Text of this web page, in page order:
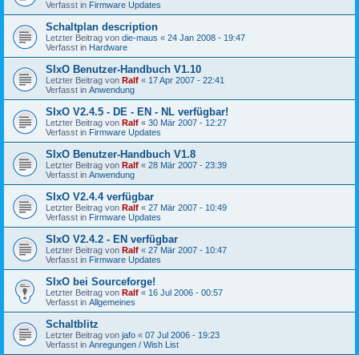
Verfasst in Firmware Updates
Schaltplan description
Letzter Beitrag von die-maus « 24 Jan 2008 - 19:47
Verfasst in Hardware
SIxO Benutzer-Handbuch V1.10
Letzter Beitrag von Ralf « 17 Apr 2007 - 22:41
Verfasst in Anwendung
SIxO V2.4.5 - DE - EN - NL verfügbar!
Letzter Beitrag von Ralf « 30 Mär 2007 - 12:27
Verfasst in Firmware Updates
SIxO Benutzer-Handbuch V1.8
Letzter Beitrag von Ralf « 28 Mär 2007 - 23:39
Verfasst in Anwendung
SIxO V2.4.4 verfügbar
Letzter Beitrag von Ralf « 27 Mär 2007 - 10:49
Verfasst in Firmware Updates
SIxO V2.4.2 - EN verfügbar
Letzter Beitrag von Ralf « 27 Mär 2007 - 10:47
Verfasst in Firmware Updates
SIxO bei Sourceforge!
Letzter Beitrag von Ralf « 16 Jul 2006 - 00:57
Verfasst in Allgemeines
Schaltblitz
Letzter Beitrag von jafo « 07 Jul 2006 - 19:23
Verfasst in Anregungen / Wish List